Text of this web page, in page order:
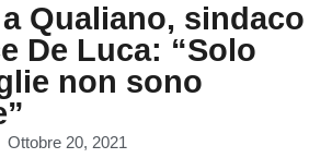
Qualiano, sindaco
De Luca: “Solo
non sono
Ottobre 20, 2021